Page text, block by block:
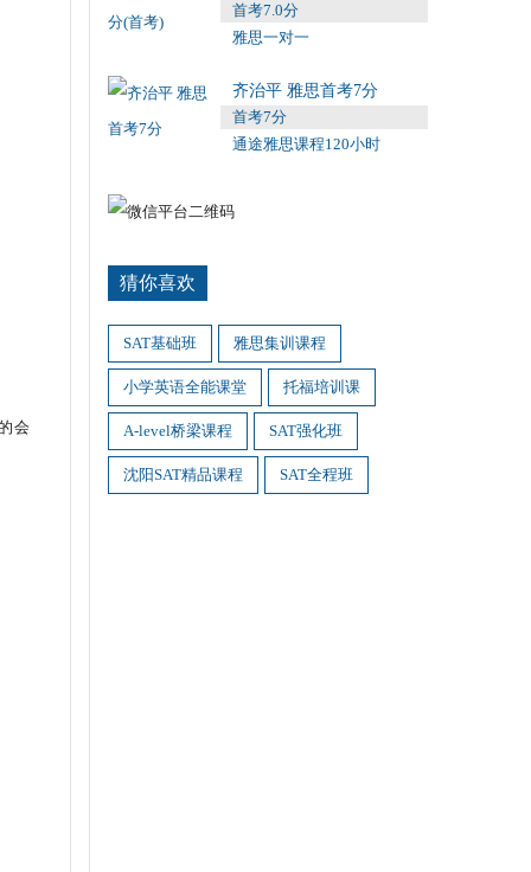
会
首考7.0分
雅思一对一
齐治平 雅思首考7分
首考7分
通途雅思课程120小时
猜你喜欢
SAT基础班 雅思集训课程
小学英语全能课堂 托福培训课
A-level桥梁课程 SAT强化班
沈阳SAT精品课程 SAT全程班